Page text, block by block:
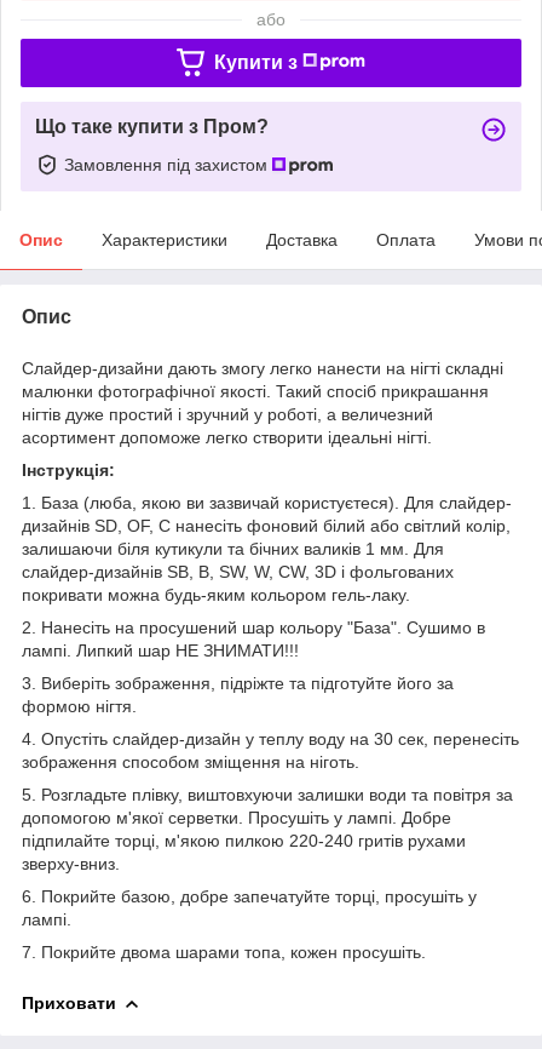
або
Купити з
Що таке купити з Пром?
Замовлення під захистом
Опис Характеристики Доставка Оплата Умови
Опис
Слайдер-дизайни дають змогу легко нанести на нігті складні
малюнки фотографічної якості. Такий спосіб прикрашання
нігтів дуже простий і зручний у роботі, а величезний
асортимент допоможе легко створити ідеальні нігті.
Інструкція:
1. База (люба, якою ви зазвичай користуєтеся). Для слайдер-
дизайнів SD, OF, C нанесіть фоновий білий або світлий колір,
залишаючи біля кутикули та бічних валиків 1 мм. Для
слайдер-дизайнів SB, B, SW, W, CW, 3D і фольгованих
покривати можна будь-яким кольором гель-лаку.
2. Нанесіть на просушений шар кольору "База". Сушимо в
лампі. Липкий шар НЕ ЗНИМАТИ!!!
3. Виберіть зображення, підріжте та підготуйте його за
формою нігтя.
4. Опустіть слайдер-дизайн у теплу воду на 30 сек, перенесіть
зображення способом зміщення на ніготь.
5. Розгладьте плівку, виштовхуючи залишки води та повітря за
допомогою м'якої серветки. Просушіть у лампі. Добре
підпилайте торці, м'якою пилкою 220-240 гритів рухами
зверху-вниз.
6. Покрийте базою, добре запечатуйте торці, просушіть у
лампі.
7. Покрийте двома шарами топа, кожен просушіть.
Приховати